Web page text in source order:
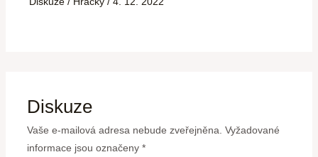
Diskuze
Vaše e-mailová adresa nebude zveřejněna. Vyžadované
informace jsou označeny *